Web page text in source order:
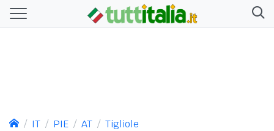
IT PIE AT Tigliole